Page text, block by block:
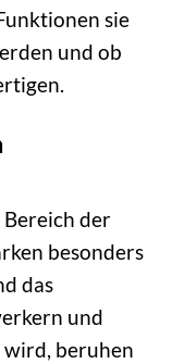
sie
und ob
der
besonders
das
und
beruhen